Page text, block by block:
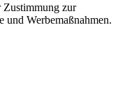
Zustimmung zur
und Werbemaßnahmen.